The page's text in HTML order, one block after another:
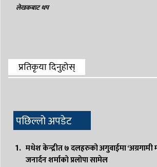
लेखकबाट थप
प्रतिकृया दिनुहोस्
पछिल्लो अपडेट
मधेश केन्द्रीत ७ दलहरुको अगुवाईमा ‘अग्रगामी
जनार्दन शर्माको प्रलोपा सामेल